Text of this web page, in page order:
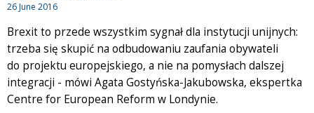
26 June 2016
Brexit to przede wszystkim sygnał dla instytucji unijnych:
trzeba się skupić na odbudowaniu zaufania obywateli
do projektu europejskiego, a nie na pomysłach dalszej
integracji - mówi Agata Gostyńska-Jakubowska, ekspertka
Centre for European Reform w Londynie.